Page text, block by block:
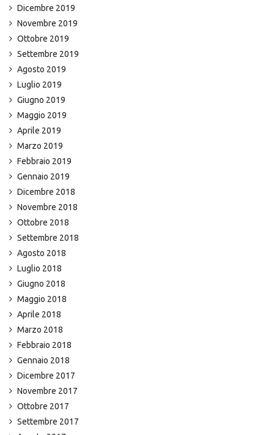
Dicembre 2019
Novembre 2019
Ottobre 2019
Settembre 2019
Agosto 2019
Luglio 2019
Giugno 2019
Maggio 2019
Aprile 2019
Marzo 2019
Febbraio 2019
Gennaio 2019
Dicembre 2018
Novembre 2018
Ottobre 2018
Settembre 2018
Agosto 2018
Luglio 2018
Giugno 2018
Maggio 2018
Aprile 2018
Marzo 2018
Febbraio 2018
Gennaio 2018
Dicembre 2017
Novembre 2017
Ottobre 2017
Settembre 2017